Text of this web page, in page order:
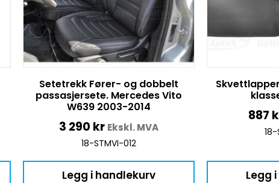
Setetrekk Fører- og dobbelt
passasjersete. Mercedes Vito
W639 2003-2014
3 290 kr Ekskl. MVA
18-STMVI-012
Legg i handlekurv
887
18-
Legg